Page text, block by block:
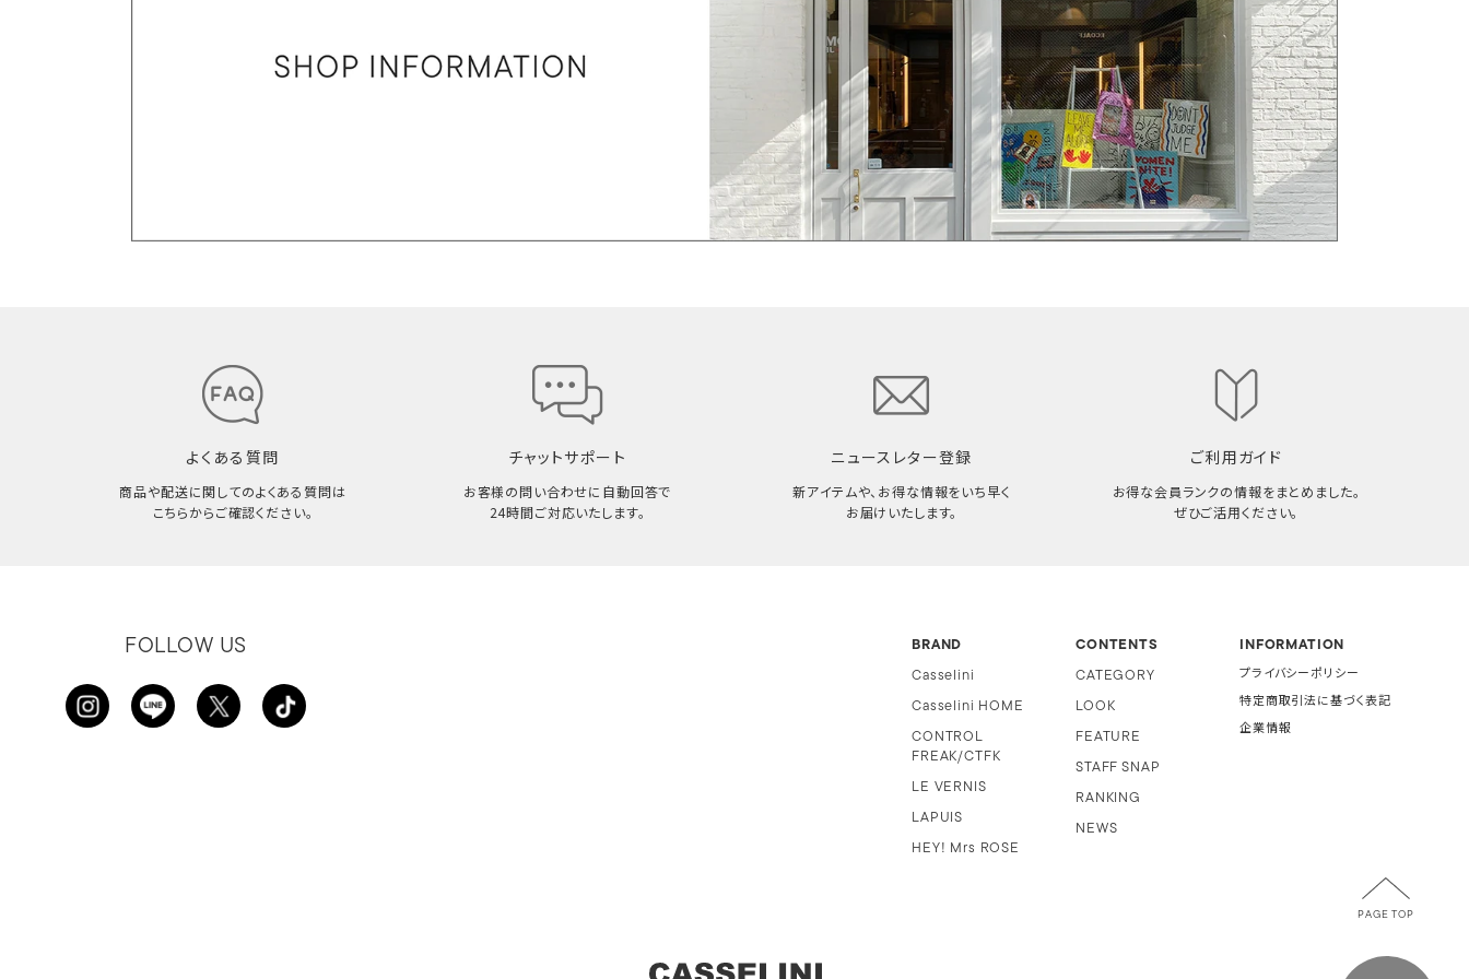
よくある質問
商品や配送に関してのよくある質問は
こちらからご確認ください。
チャットサポート
お客様の問い合わせに自動回答で
24時間ご対応いたします。
ニュースレター登録
新アイテムや、お得な情報をいち早く
お届けいたします。
ご利用ガイド
お得な会員ランクの情報をまとめました。
ぜひご活用ください。
FOLLOW US BRAND
Casselini
Casselini HOME
CONTROL
FREAK/CTFK
LE VERNIS
LAPUIS
HEY! Mrs ROSE
CONTENTS
CATEGORY
LOOK
FEATURE
STAFF SNAP
RANKING
NEWS
INFORMATION
プライバシーポリシー
特定商取引法に基づく表記
企業情報
PAGE TOP